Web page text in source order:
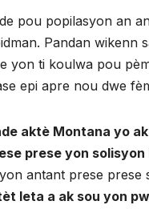
pou popilasyon an
Pandan wikenn
yon ti koulwa pou
epi apre nou dwe
aktè Montana yo
prese yon
antant prese prese
leta a ak sou yon